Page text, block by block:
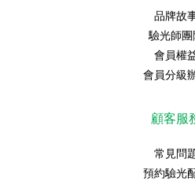
品牌故
驗光師團
會員權
會員分級
顧客服
常見問
預約驗光